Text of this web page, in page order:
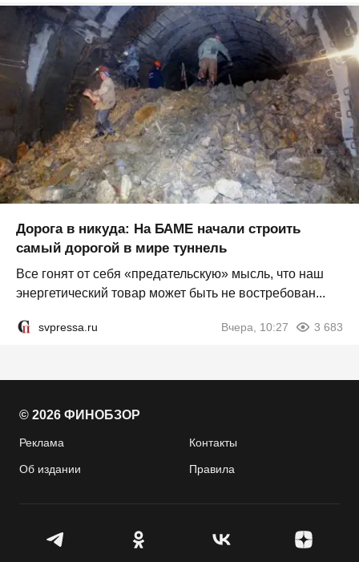
Дорога в никуда: На БАМЕ начали строить
самый дорогой в мире туннель
Все гонят от себя «предательскую» мысль, что наш
энергетический товар может быть не востребован...
svpressa.ru Вчера, 10:27 3 683
© 2026 ФИНОБЗОР
Реклама Контакты
Об издании Правила